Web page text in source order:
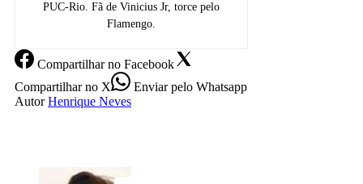
PUC-Rio. Fã de Vinicius Jr, torce pelo
Flamengo.
Compartilharno Facebook
Compartilharno X Enviarpelo Whatsapp
Autor Henrique Neves